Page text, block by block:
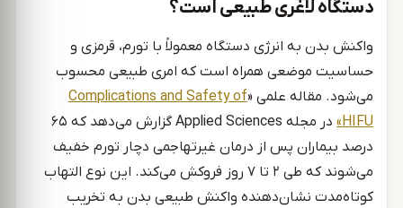
دستگاه لاغری طبیعی است؟
واکنش بدن به انرژی دستگاه معمولاً با تورم، قرمزی و
حساسیت موضعی همراه است که امری طبیعی محسوب
می‌شود. مقاله علمی «Complications and Safety of
HIFU»
در مجله Applied Sciences گزارش می‌دهد که ۶۵
درصد بیماران پس از درمان غیرتهاجمی دچار تورم خفیف
می‌شوند که طی ۲ تا ۷ روز فروکش می‌کند. این نوع التهاب
کوتاه‌مدت نشان‌دهنده واکنش طبیعی بدن به تخریب